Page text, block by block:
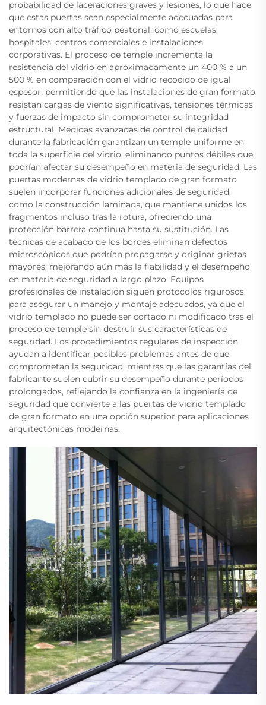
probabilidad de laceraciones graves y lesiones, lo que hace
que estas puertas sean especialmente adecuadas para
entornos con alto tráfico peatonal, como escuelas,
hospitales, centros comerciales e instalaciones
corporativas. El proceso de temple incrementa la
resistencia del vidrio en aproximadamente un 400 % a un
500 % en comparación con el vidrio recocido de igual
espesor, permitiendo que las instalaciones de gran formato
resistan cargas de viento significativas, tensiones térmicas
y fuerzas de impacto sin comprometer su integridad
estructural. Medidas avanzadas de control de calidad
durante la fabricación garantizan un temple uniforme en
toda la superficie del vidrio, eliminando puntos débiles que
podrían afectar su desempeño en materia de seguridad. Las
puertas modernas de vidrio templado de gran formato
suelen incorporar funciones adicionales de seguridad,
como la construcción laminada, que mantiene unidos los
fragmentos incluso tras la rotura, ofreciendo una
protección barrera continua hasta su sustitución. Las
técnicas de acabado de los bordes eliminan defectos
microscópicos que podrían propagarse y originar grietas
mayores, mejorando aún más la fiabilidad y el desempeño
en materia de seguridad a largo plazo. Equipos
profesionales de instalación siguen protocolos rigurosos
para asegurar un manejo y montaje adecuados, ya que el
vidrio templado no puede ser cortado ni modificado tras el
proceso de temple sin destruir sus características de
seguridad. Los procedimientos regulares de inspección
ayudan a identificar posibles problemas antes de que
comprometan la seguridad, mientras que las garantías del
fabricante suelen cubrir su desempeño durante períodos
prolongados, reflejando la confianza en la ingeniería de
seguridad que convierte a las puertas de vidrio templado
de gran formato en una opción superior para aplicaciones
arquitectónicas modernas.